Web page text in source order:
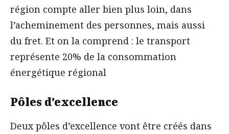
région compte aller bien plus loin, dans
l’acheminement des personnes, mais aussi
du fret. Et on la comprend : le transport
représente 20% de la consommation
énergétique régional
Pôles d’excellence
Deux pôles d’excellence vont être créés dans